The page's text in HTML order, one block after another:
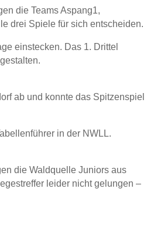
die Teams Aspang1,
drei Spiele für sich entscheiden.
einstecken. Das 1. Drittel
ab und konnte das Spitzenspiel
in der NWLL.
die Waldquelle Juniors aus
leider nicht gelungen –